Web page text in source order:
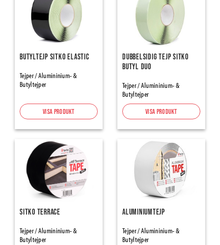
Ång- & Luftspärrar
Vindskydd
SillSealing PE-Foam & Bitumen
Expanderande Tejp
Tätning
Tejper
Tätningstejper för Ångspärr & Vindskydd
Alumininium- & Butyltejper
Fönster-/dörrtejp
Maskeringstejp
Packtejp
Butyltejp Sitko Elastic
Tejper / Alumininium- &
Butyltejper
Visa produkt
Dubbelsidig tejp Sitko
Butyl Duo
Tejper / Alumininium- &
Butyltejper
Visa produkt
Sitko Terrace
Tejper / Alumininium- &
Butyltejper
Aluminiumtejp
Tejper / Alumininium- &
Butyltejper